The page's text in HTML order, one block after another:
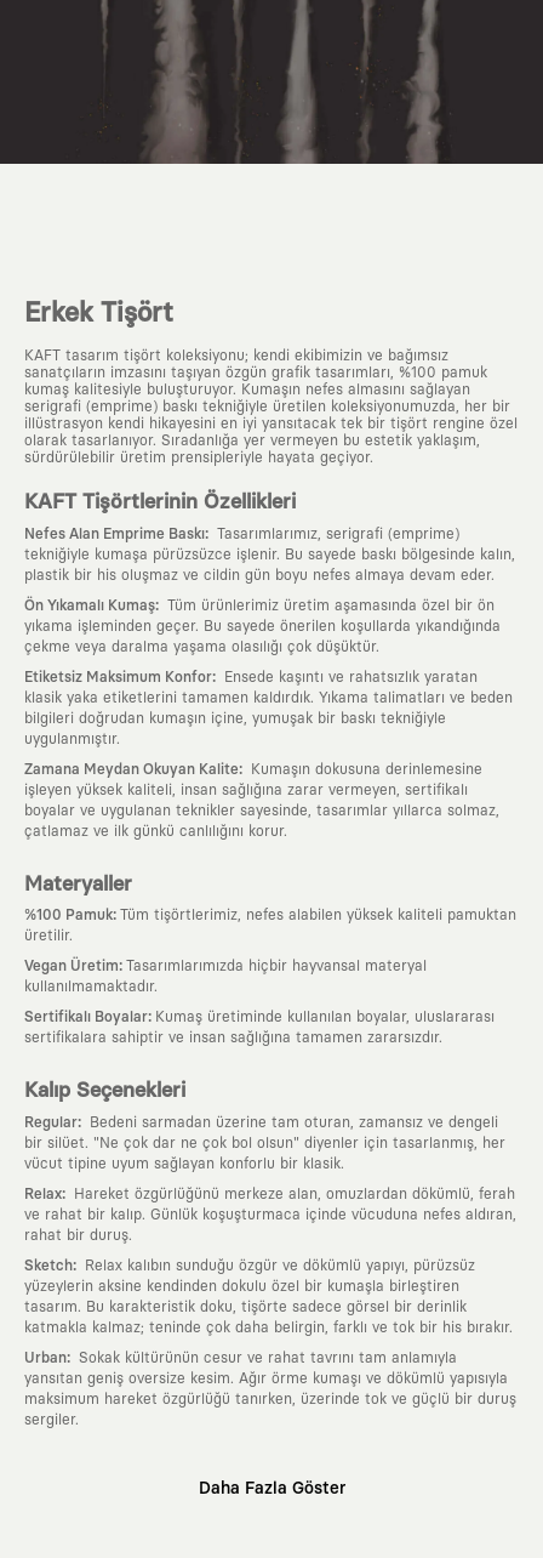
Erkek Tişört
KAFT tasarım tişört koleksiyonu; kendi ekibimizin ve bağımsız
sanatçıların imzasını taşıyan özgün grafik tasarımları, %100 pamuk
kumaş kalitesiyle buluşturuyor. Kumaşın nefes almasını sağlayan
serigrafi (emprime) baskı tekniğiyle üretilen koleksiyonumuzda, her bir
illüstrasyon kendi hikayesini en iyi yansıtacak tek bir tişört rengine özel
olarak tasarlanıyor. Sıradanlığa yer vermeyen bu estetik yaklaşım,
sürdürülebilir üretim prensipleriyle hayata geçiyor.
KAFT Tişörtlerinin Özellikleri
Nefes Alan Emprime Baskı: Tasarımlarımız, serigrafi (emprime)
tekniğiyle kumaşa pürüzsüzce işlenir. Bu sayede baskı bölgesinde kalın,
plastik bir his oluşmaz ve cildin gün boyu nefes almaya devam eder.
Ön Yıkamalı Kumaş: Tüm ürünlerimiz üretim aşamasında özel bir ön
yıkama işleminden geçer. Bu sayede önerilen koşullarda yıkandığında
çekme veya daralma yaşama olasılığı çok düşüktür.
Etiketsiz Maksimum Konfor:
Ensede kaşıntı ve rahatsızlık yaratan
klasik yaka etiketlerini tamamen kaldırdık. Yıkama talimatları ve beden
bilgileri doğrudan kumaşın içine, yumuşak bir baskı tekniğiyle
uygulanmıştır.
Zamana Meydan Okuyan Kalite:
Kumaşın dokusuna derinlemesine
işleyen yüksek kaliteli, insan sağlığına zarar vermeyen, sertifikalı
boyalar ve uygulanan teknikler sayesinde, tasarımlar yıllarca solmaz,
çatlamaz ve ilk günkü canlılığını korur.
Materyaller
%100 Pamuk: Tüm tişörtlerimiz, nefes alabilen yüksek kaliteli pamuktan
üretilir.
Vegan Üretim: Tasarımlarımızda hiçbir hayvansal materyal
kullanılmamaktadır.
Sertifikalı Boyalar: Kumaş üretiminde kullanılan boyalar, uluslararası
sertifikalara sahiptir ve insan sağlığına tamamen zararsızdır.
Kalıp Seçenekleri
Regular:
Bedeni sarmadan üzerine tam oturan, zamansız ve dengeli
bir silüet. "Ne çok dar ne çok bol olsun" diyenler için tasarlanmış, her
vücut tipine uyum sağlayan konforlu bir klasik.
Relax:
Hareket özgürlüğünü merkeze alan, omuzlardan dökümlü, ferah
ve rahat bir kalıp. Günlük koşuşturmaca içinde vücuduna nefes aldıran,
rahat bir duruş.
Sketch:
Relax kalıbın sunduğu özgür ve dökümlü yapıyı, pürüzsüz
yüzeylerin aksine kendinden dokulu özel bir kumaşla birleştiren
tasarım. Bu karakteristik doku, tişörte sadece görsel bir derinlik
katmakla kalmaz; teninde çok daha belirgin, farklı ve tok bir his bırakır.
Urban: Sokak kültürünün cesur ve rahat tavrını tam anlamıyla
yansıtan geniş oversize kesim. Ağır örme kumaşı ve dökümlü yapısıyla
maksimum hareket özgürlüğü tanırken, üzerinde tok ve güçlü bir duruş
sergiler.
Daha Fazla Göster